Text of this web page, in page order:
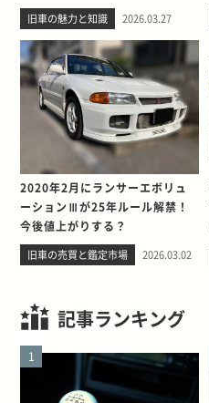
旧車の魅力と知識 2026.03.27
2020年2月にランサーエボリュ
ーションⅢが25年ルール解禁！
今後値上がりする？
旧車の売買と鑑定市場 2026.03.02
記事ランキング
1